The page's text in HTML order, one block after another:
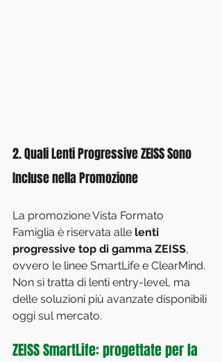
2. Quali Lenti Progressive ZEISS Sono
Incluse nella Promozione
La promozione Vista Formato
Famiglia è riservata alle lenti
progressive top di gamma ZEISS,
ovvero le linee SmartLife e ClearMind.
Non si tratta di lenti entry-level, ma
delle soluzioni più avanzate disponibili
oggi sul mercato.
ZEISS SmartLife: progettate per la